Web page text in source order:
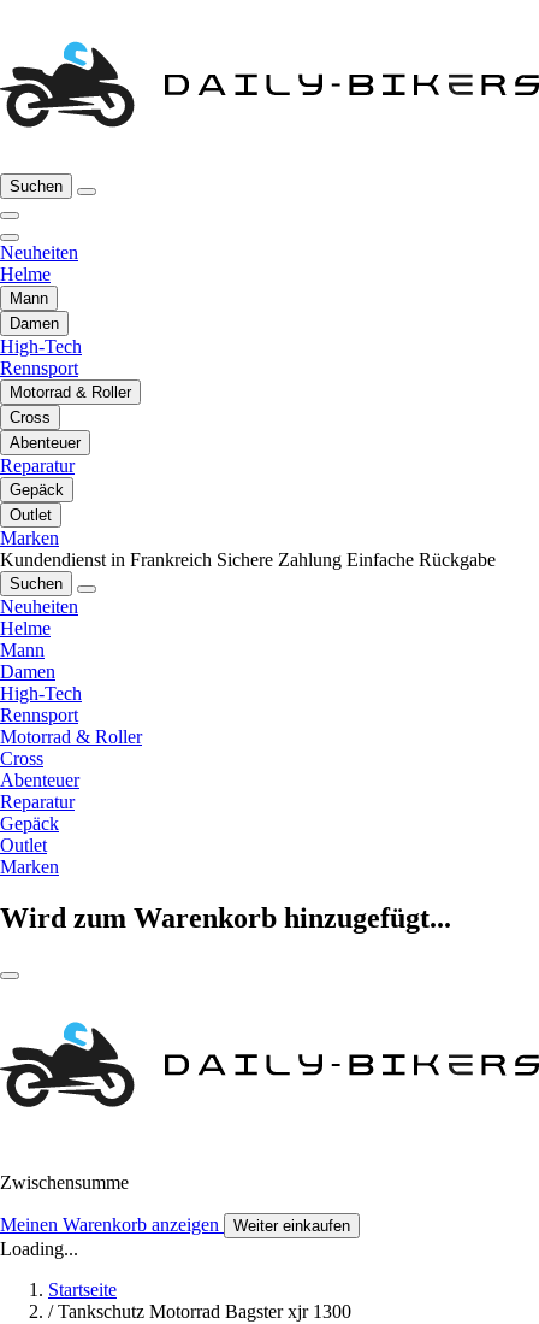
Suchen
Neuheiten
Helme
Mann
Damen
High-Tech
Rennsport
Motorrad & Roller
Cross
Abenteuer
Reparatur
Gepäck
Outlet
Marken
Kundendienst in Frankreich Sichere Zahlung Einfache Rückgabe
Suchen
Neuheiten
Helme
Mann
Damen
High-Tech
Rennsport
Motorrad & Roller
Cross
Abenteuer
Reparatur
Gepäck
Outlet
Marken
Wird zum Warenkorb hinzugefügt...
Zwischensumme
Meinen Warenkorb anzeigen Weiter einkaufen
Loading...
Startseite
/ Tankschutz Motorrad Bagster xjr 1300